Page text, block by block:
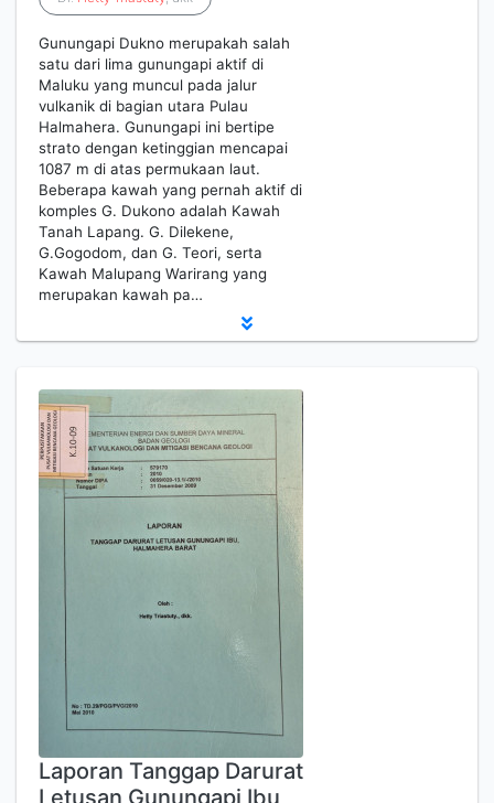
Gunungapi Dukno merupakah salah
satu dari lima gunungapi aktif di
Maluku yang muncul pada jalur
vulkanik di bagian utara Pulau
Halmahera. Gunungapi ini bertipe
strato dengan ketinggian mencapai
1087 m di atas permukaan laut.
Beberapa kawah yang pernah aktif di
komples G. Dukono adalah Kawah
Tanah Lapang. G. Dilekene,
G.Gogodom, dan G. Teori, serta
Kawah Malupang Warirang yang
merupakan kawah pa…
Laporan Tanggap Darurat
Letusan Gunungapi Ibu